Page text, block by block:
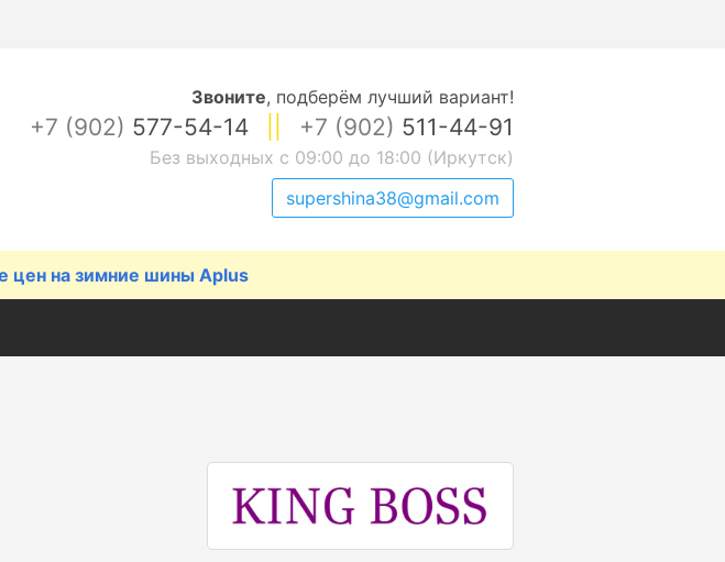
Звоните, подберём лучший вариант!
+7 (902) 577-54-14 +7 (902) 511-44-91
Без выходных с 09:00 до 18:00 (Иркутск)
supershina38@gmail.com
цен на зимние шины Aplus